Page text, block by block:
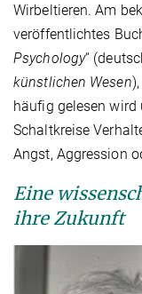
Wirbeltieren. Am
veröffentlichtes
Psychology“
künstlichen Wesen
häufig gelesen
Schaltkreise
Angst, Aggression
Eine
ihre Zukunft